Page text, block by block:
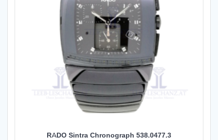
RADO Sintra Chronograph 538.0477.3